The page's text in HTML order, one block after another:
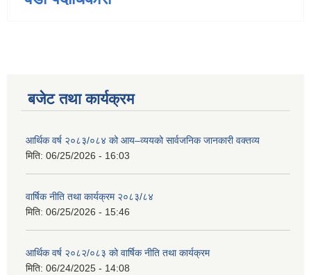
बजेट तथा कार्यक्रम
आर्थिक वर्ष २०८३/०८४ को आय–व्ययको सार्वजनिक जानकारी वक्तव्य
मिति: 06/25/2026 - 16:03
वार्षिक नीति तथा कार्यक्रम २०८३/८४
मिति: 06/25/2026 - 15:46
आर्थिक वर्ष २०८२/०८३ को वार्षिक नीति तथा कार्यक्रम
मिति: 06/24/2025 - 14:08